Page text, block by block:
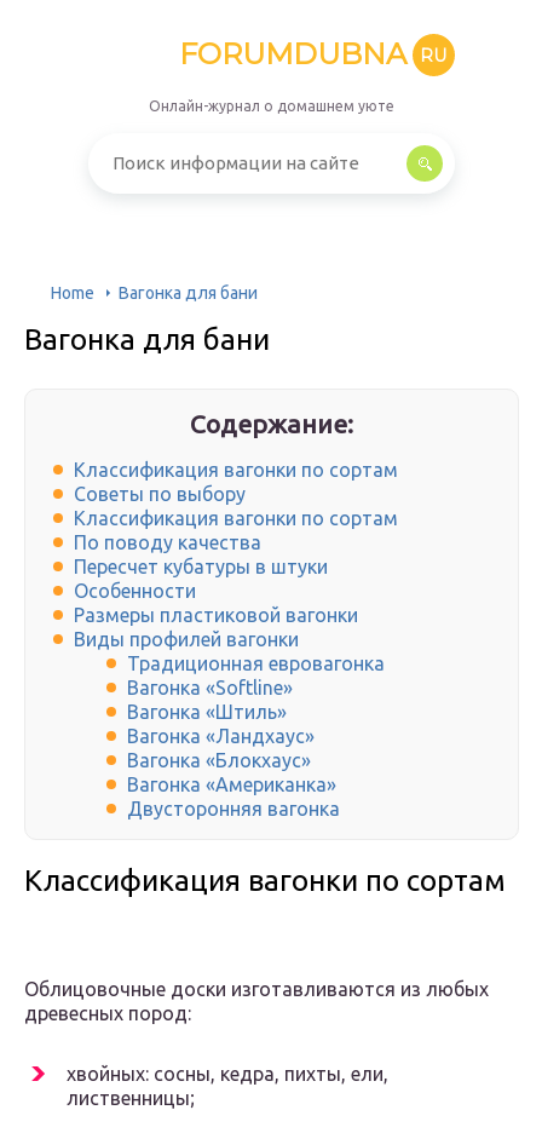
FORUMDUBNA RU
Онлайн-журнал о домашнем уюте
Home Вагонка для бани
Вагонка для бани
Содержание:
Классификация вагонки по сортам
Советы по выбору
Классификация вагонки по сортам
По поводу качества
Пересчет кубатуры в штуки
Особенности
Размеры пластиковой вагонки
Виды профилей вагонки
Традиционная евровагонка
Вагонка «Softline»
Вагонка «Штиль»
Вагонка «Ландхаус»
Вагонка «Блокхаус»
Вагонка «Американка»
Двусторонняя вагонка
Классификация вагонки по сортам
Облицовочные доски изготавливаются из любых
древесных пород:
хвойных: сосны, кедра, пихты, ели,
лиственницы;